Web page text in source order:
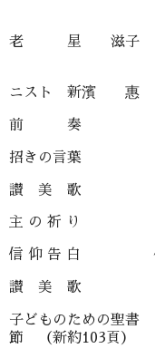
司
老 星 滋子
奏
ニスト 新濱 惠
前 奏
招きの言葉 詩
讃 美 歌 ６（
主 の 祈 り
信 仰 告 白 使
讃 美 歌 １７
子どものための聖
節 （新約103頁）